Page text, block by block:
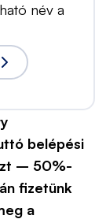
név a
belépési
– 50%-
fizetünk
a